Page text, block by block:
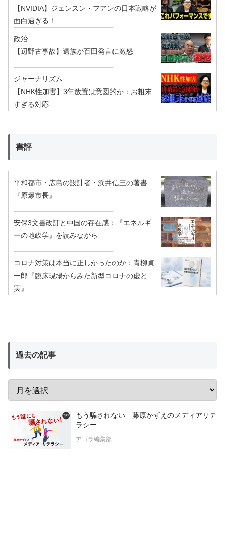
【NVIDIA】ジェンスン・フアンの日本戦略が
面白過ぎる！
政治
【辺野古事故】遺族が百田発言に激怒
ジャーナリズム
【NHK性加害】3年放置は意図的か：お粗末
すぎる対応
書評
平和都市・広島の設計者・浜井信三の著書
『原爆市長』
安保3文書改訂と中国の存在感：『エネルギ
ーの地政学』を読みながら
コロナ対策は本当に正しかったのか：青柳貞
一郎『臨床現場からみた新型コロナの虚と
実』
過去の記事
もう騙されない 藤原かずえのメディアリテ
ラシー
アゴラ編集部